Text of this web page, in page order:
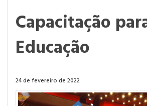
Capacitação
Educação
24 de fevereiro de 2022